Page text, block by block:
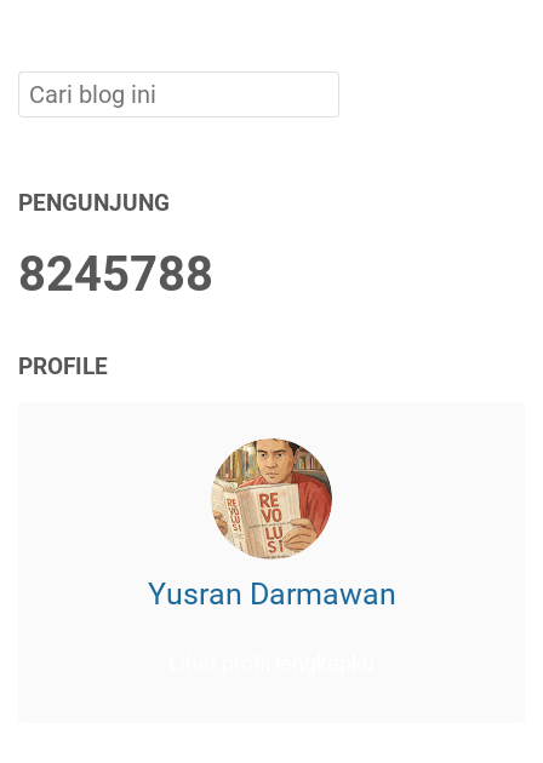
PENGUNJUNG
8245788
PROFILE
Yusran Darmawan